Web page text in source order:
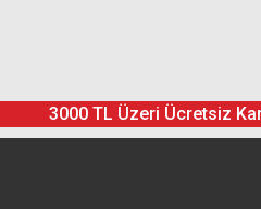
3000 TL Üzeri Ücretsiz